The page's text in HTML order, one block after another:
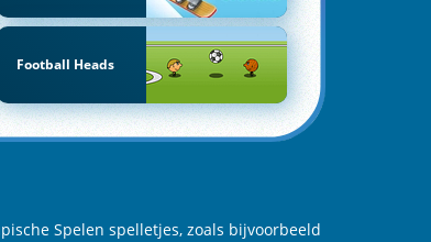
Football Heads
Spelen spelletjes, zoals bijvoorbeeld